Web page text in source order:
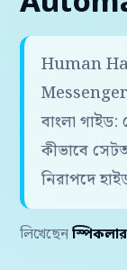
Human
বাংলা
কীভাবে
নিরাপদে
লিখেছেন